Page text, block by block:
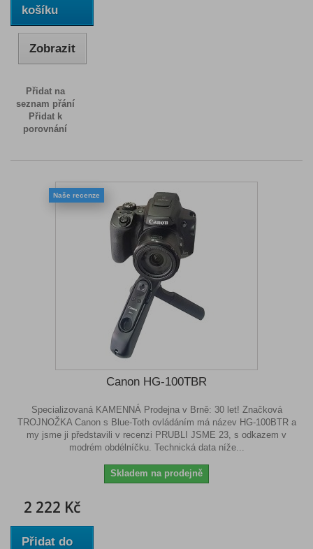
košíku
Zobrazit
Přidat na
seznam přání
Přidat k
porovnání
Naše recenze
Canon HG-100TBR
Specializovaná KAMENNÁ Prodejna v Brně: 30 let! Značková
TROJNOŽKA Canon s Blue-Toth ovládáním má název HG-100BTR a
my jsme ji představili v recenzi PRUBLI JSME 23, s odkazem v
modrém obdélníčku. Technická data níže...
Skladem na prodejně
2 222 Kč
Přidat do